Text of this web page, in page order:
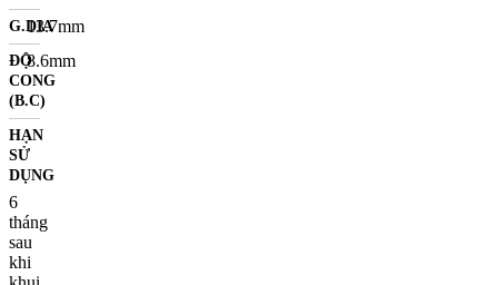
G.DIA
13.7mm
ĐỘ
CONG
(B.C)
8.6mm
HẠN
SỬ
DỤNG
6
tháng
sau
khi